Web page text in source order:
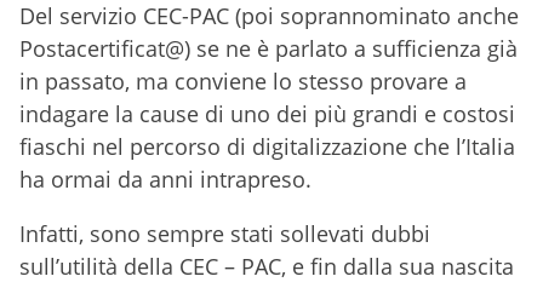
Del servizio CEC-PAC (poi soprannominato anche
Postacertificat@) se ne è parlato a sufficienza già
in passato, ma conviene lo stesso provare a
indagare la cause di uno dei più grandi e costosi
fiaschi nel percorso di digitalizzazione che l’Italia
ha ormai da anni intrapreso.
Infatti, sono sempre stati sollevati dubbi
sull’utilità della CEC – PAC, e fin dalla sua nascita